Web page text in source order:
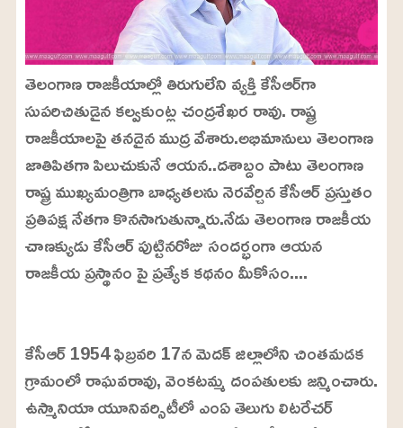
తెలంగాణ రాజకీయాల్లో తిరుగులేని వ్యక్తి కేసీఆర్‌‌గా
సుపరిచితుడైన కల్వకుంట్ల చంద్రశేఖర రావు. రాష్ట్ర
రాజకీయాలపై తనదైన ముద్ర వేశారు.అభిమానులు తెలంగాణ
జాతిపితగా పిలుచుకునే ఆయన..దశాబ్దం పాటు తెలంగాణ
రాష్ట్ర ముఖ్యమంత్రిగా బాధ్యతలను నెరవేర్చిన కేసీఆర్ ప్రస్తుతం
ప్రతిపక్ష నేతగా కొనసాగుతున్నారు.నేడు తెలంగాణ రాజకీయ
చాణక్యుడు కేసీఆర్ పుట్టినరోజు సందర్భంగా ఆయన
రాజకీయ ప్రస్థానం పై ప్రత్యేక కథనం మీకోసం....
U
n
u
e
a
d
e
d
:
2
4
కేసీఆర్ 1954 ఫిబ్రవరి 17న మెదక్ జిల్లాలోని చింతమడక
గ్రామంలో రాఘవరావు, వెంకటమ్మ దంపతులకు జన్మించారు.
ఉస్మానియా యూనివర్సిటీలో ఎంఏ తెలుగు లిటరేచర్